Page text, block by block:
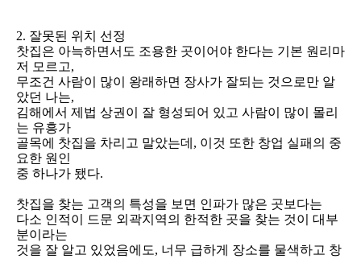
2. 잘못된 위치 선정
찻집은 아늑하면서도 조용한 곳이어야 한다는 기본 원리마
저 모르고,
무조건 사람이 많이 왕래하면 장사가 잘되는 것으로만 알
았던 나는,
김해에서 제법 상권이 잘 형성되어 있고 사람이 많이 몰리
는 유흥가
골목에 찻집을 차리고 말았는데, 이것 또한 창업 실패의 중
요한 원인
중 하나가 됐다.
찻집을 찾는 고객의 특성을 보면 인파가 많은 곳보다는
다소 인적이 드문 외곽지역의 한적한 곳을 찾는 것이 대부
분이라는
것을 잘 알고 있었음에도, 너무 급하게 장소를 물색하고 창